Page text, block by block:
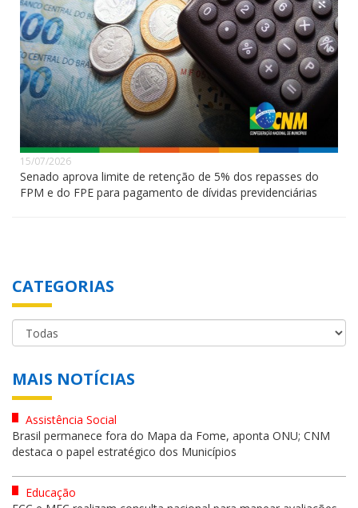
15/07/2026
Senado aprova limite de retenção de 5% dos repasses do
FPM e do FPE para pagamento de dívidas previdenciárias
CATEGORIAS
MAIS NOTÍCIAS
Assistência Social
Brasil permanece fora do Mapa da Fome, aponta ONU; CNM
destaca o papel estratégico dos Municípios
Educação